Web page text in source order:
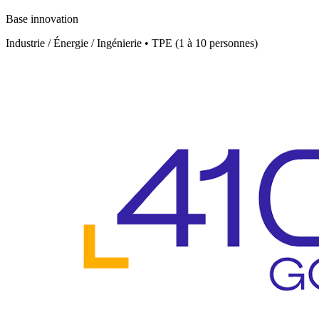
Base innovation
Industrie / Énergie / Ingénierie • TPE (1 à 10 personnes)